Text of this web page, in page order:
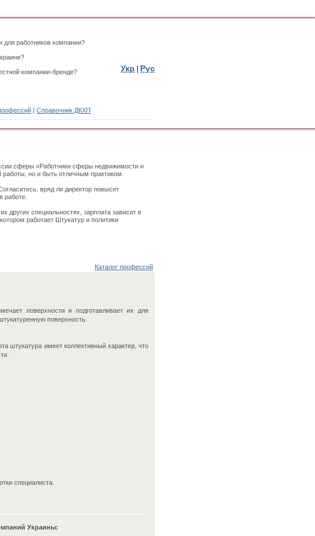
для работников компании?
компании-бренде?
| Справочник ДКХП
Укр Рус
сферы «Работники сферы недвижимости и
но и быть отличным практиком.
вряд ли директор повысит
работе.
других специальностях, зарплата зависит в
работает Штукатур и политики
Каталог профессий
поверхности и подготавливает их для
поверхность.
штукатура имеет коллективный характер, что
специалиста.
Украины: